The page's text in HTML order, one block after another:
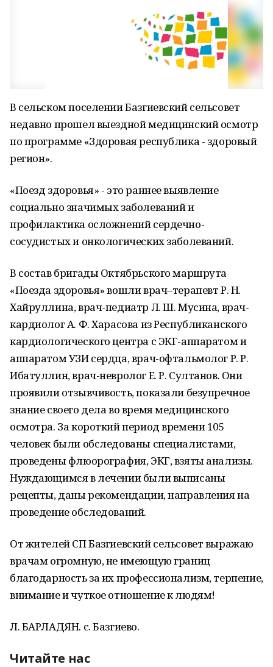
В сельском поселении Базгиевский сельсовет
недавно прошел выездной медицинский осмотр
по программе «Здоровая республика - здоровый
регион».
«Поезд здоровья» - это раннее выявление
социально значимых заболеваний и
профилактика осложнений сердечно-
сосудистых и онкологических заболеваний.
В состав бригады Октябрьского маршрута
«Поезда здоровья» вошли врач–терапевт Р. Н.
Хайруллина, врач-педиатр Л. Ш. Мусина, врач-
кардиолог А. Ф. Харасова из Республиканского
кардиологического центра с ЭКГ-аппаратом и
аппаратом УЗИ сердца, врач-офтальмолог Р. Р.
Ибатуллин, врач-невролог Е. Р. Султанов. Они
проявили отзывчивость, показали безупречное
знание своего дела во время медицинского
осмотра. За короткий период времени 105
человек были обследованы специалистами,
проведены флюорография, ЭКГ, взяты анализы.
Нуждающимся в лечении были выписаны
рецепты, даны рекомендации, направления на
проведение обследований.
От жителей СП Базгиевский сельсовет выражаю
врачам огромную, не имеющую границ
благодарность за их профессионализм, терпение,
внимание и чуткое отношение к людям!
Л. БАРЛАДЯН. с. Базгиево.
Читайте нас